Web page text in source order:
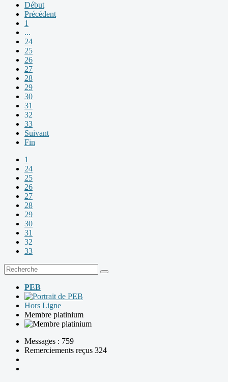
Début
Précédent
1
...
24
25
26
27
28
29
30
31
32
33
Suivant
Fin
1
24
25
26
27
28
29
30
31
32
33
PEB
Hors Ligne
Membre platinium
Messages : 759
Remerciements reçus 324